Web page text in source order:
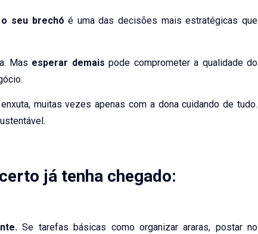
seu brechó é uma das decisões mais estratégicas que
Mas esperar demais pode comprometer a qualidade do
muitas vezes apenas com a dona cuidando de tudo.
já tenha chegado:
Se tarefas básicas como organizar araras, postar no